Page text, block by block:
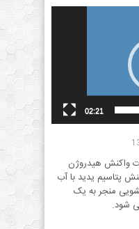
02:21
واکنش هیدروژن
پتاسیم یدید با آب
منجر به یک
شود.